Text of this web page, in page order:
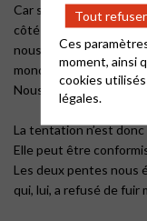
Car si la pente est
côté :
nous courons tous,
monde !
Nous vivons alors
La tentation n’est
Elle peut être
Les deux pentes nous
qui, lui, a refusé de fuir
Tout refuser
Ces
moment, ainsi
cookies
légales.